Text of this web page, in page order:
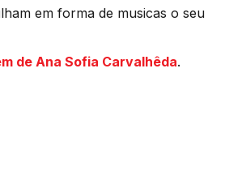
em forma de musicas o seu
de Ana Sofia Carvalhêda.